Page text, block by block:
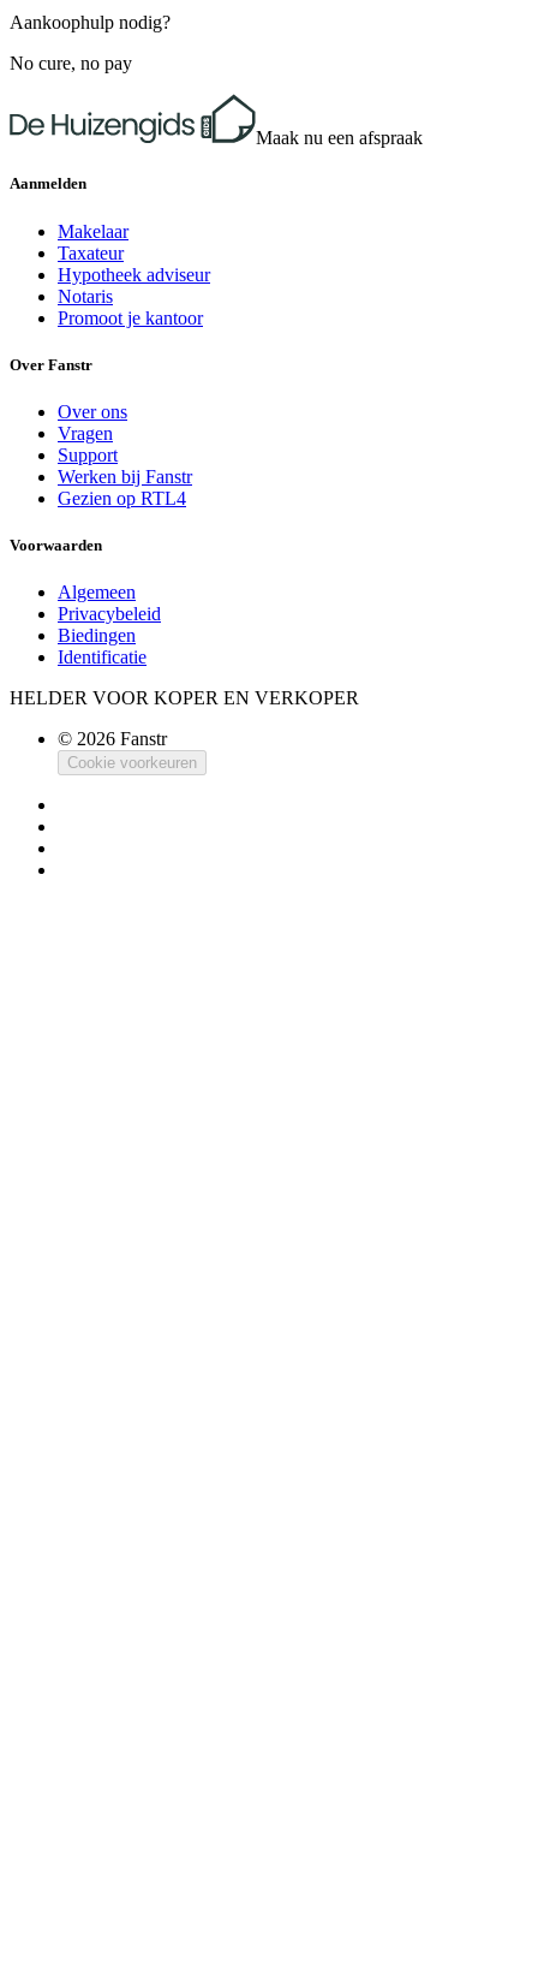
Aankoophulp nodig?
No cure, no pay
Maak nu een afspraak
Aanmelden
Makelaar
Taxateur
Hypotheek adviseur
Notaris
Promoot je kantoor
Over Fanstr
Over ons
Vragen
Support
Werken bij Fanstr
Gezien op RTL4
Voorwaarden
Algemeen
Privacybeleid
Biedingen
Identificatie
HELDER VOOR KOPER EN VERKOPER
© 2026 Fanstr
Cookie voorkeuren